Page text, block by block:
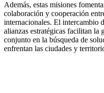
Además, estas misiones
colaboración y cooperación
internacionales. El intercambio
alianzas estratégicas facilitan la
conjunto en la búsqueda de
enfrentan las ciudades y